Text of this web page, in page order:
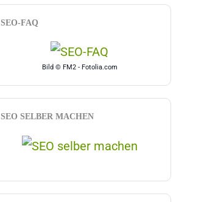
SEO-FAQ
Bild © FM2 - Fotolia.com
SEO SELBER MACHEN